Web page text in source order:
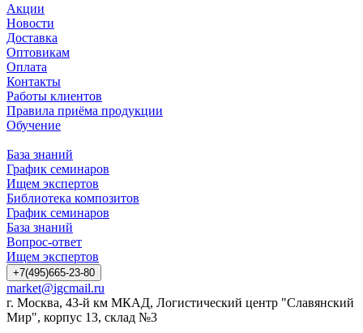
Акции
Новости
Доставка
Оптовикам
Оплата
Контакты
Работы клиентов
Правила приёма продукции
Обучение
База знаний
График семинаров
Ищем экспертов
Библиотека композитов
График семинаров
База знаний
Вопрос-ответ
Ищем экспертов
+7(495)665-23-80
market@igcmail.ru
г. Москва, 43-й км МКАД, Логистический центр "Славянский
Мир", корпус 13, склад №3